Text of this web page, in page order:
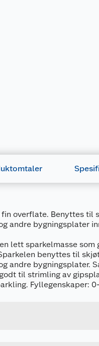
overflate. Benyttes til
andre bygningsplater
lett sparkelmasse som
benyttes til
andre bygningsplater.
til strimling av
Fyllegenskaper: